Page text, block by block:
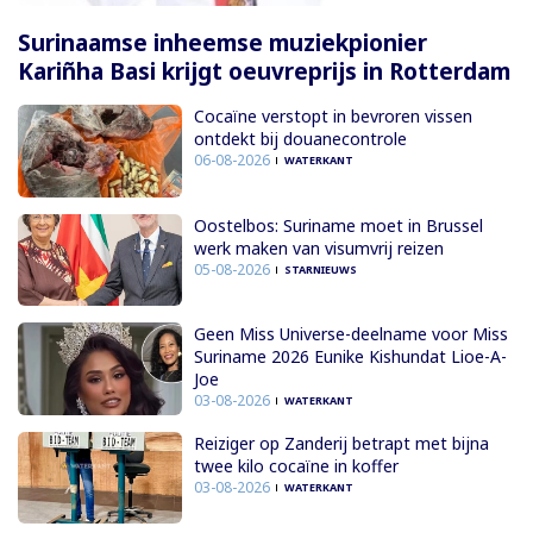
Surinaamse inheemse muziekpionier
Kariñha Basi krijgt oeuvreprijs in Rotterdam
Cocaïne verstopt in bevroren vissen
ontdekt bij douanecontrole
06-08-2026 WATERKANT
Oostelbos: Suriname moet in Brussel
werk maken van visumvrij reizen
05-08-2026 STARNIEUWS
Geen Miss Universe-deelname voor Miss
Suriname 2026 Eunike Kishundat Lioe-A-
Joe
03-08-2026 WATERKANT
Reiziger op Zanderij betrapt met bijna
twee kilo cocaïne in koffer
03-08-2026 WATERKANT